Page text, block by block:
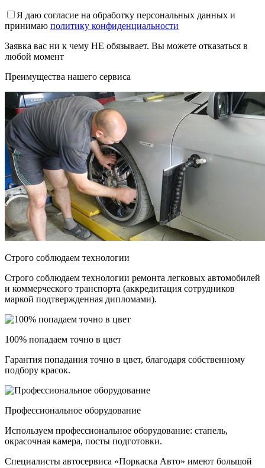
Я даю согласие на обработку персональных данных и
принимаю политику конфиденциальности
Заявка вас ни к чему НЕ обязывает. Вы можете отказаться в
любой момент
Преимущества нашего сервиса
Строго соблюдаем технологии
Строго соблюдаем технологии ремонта легковых автомобилей
и коммерческого транспорта (аккредитация сотрудников
маркой подтвержденная дипломами).
100% попадаем точно в цвет
Гарантия попадания точно в цвет, благодаря собственному
подбору красок.
Профессиональное оборудование
Используем профессиональное оборудование: стапель,
окрасочная камера, посты подготовки.
Специалисты автосервиса «Поркаска Авто» имеют большой